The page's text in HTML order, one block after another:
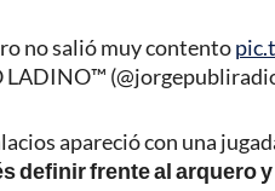
no salió muy contento
LADINO™
apareció con una
definir frente al arquero